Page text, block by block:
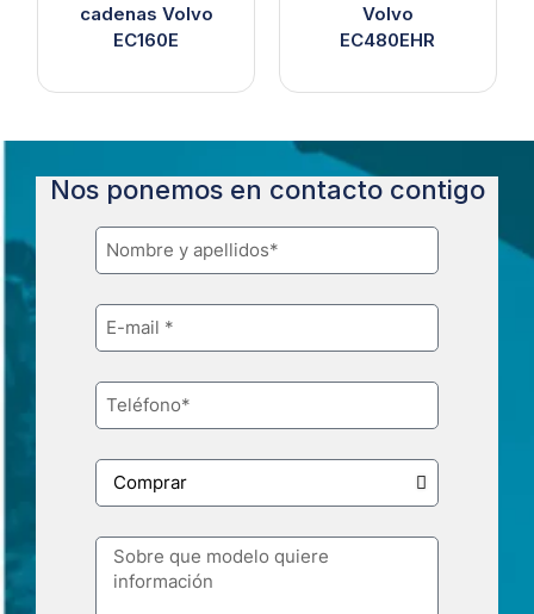
cadenas Volvo
EC160E
Volvo
EC480EHR
Nos ponemos en contacto contigo